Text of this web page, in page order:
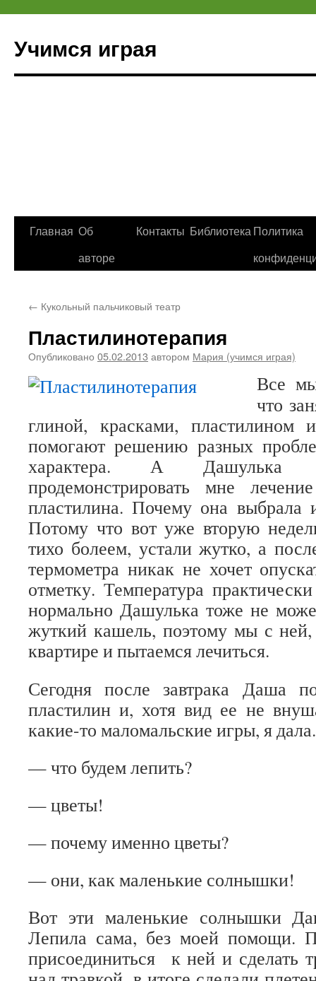
Учимся играя
Перейти
Главная Об
авторе
Контакты Библиотека Политика
← Кукольный пальчиковый театр
Пластилинотерапия
Опубликовано 05.02.2013 автором Мария (учимся играя)
Все
что
глиной, красками, пластилином
помогают решению разных
характера. А Дашулька
продемонстрировать мне
пластилина. Почему она выбрала
Потому что вот уже вторую
тихо болеем, устали жутко, а
термометра никак не хочет
отметку. Температура
нормально Дашулька тоже не
жуткий кашель, поэтому мы с
квартире и пытаемся лечиться.
Сегодня после завтрака Даша
пластилин и, хотя вид ее не
какие-то маломальские игры, я дала.
— что будем лепить?
— цветы!
— почему именно цветы?
— они, как маленькие солнышки!
Вот эти маленькие солнышки
Лепила сама, без моей помощи.
присоединиться к ней и сделать